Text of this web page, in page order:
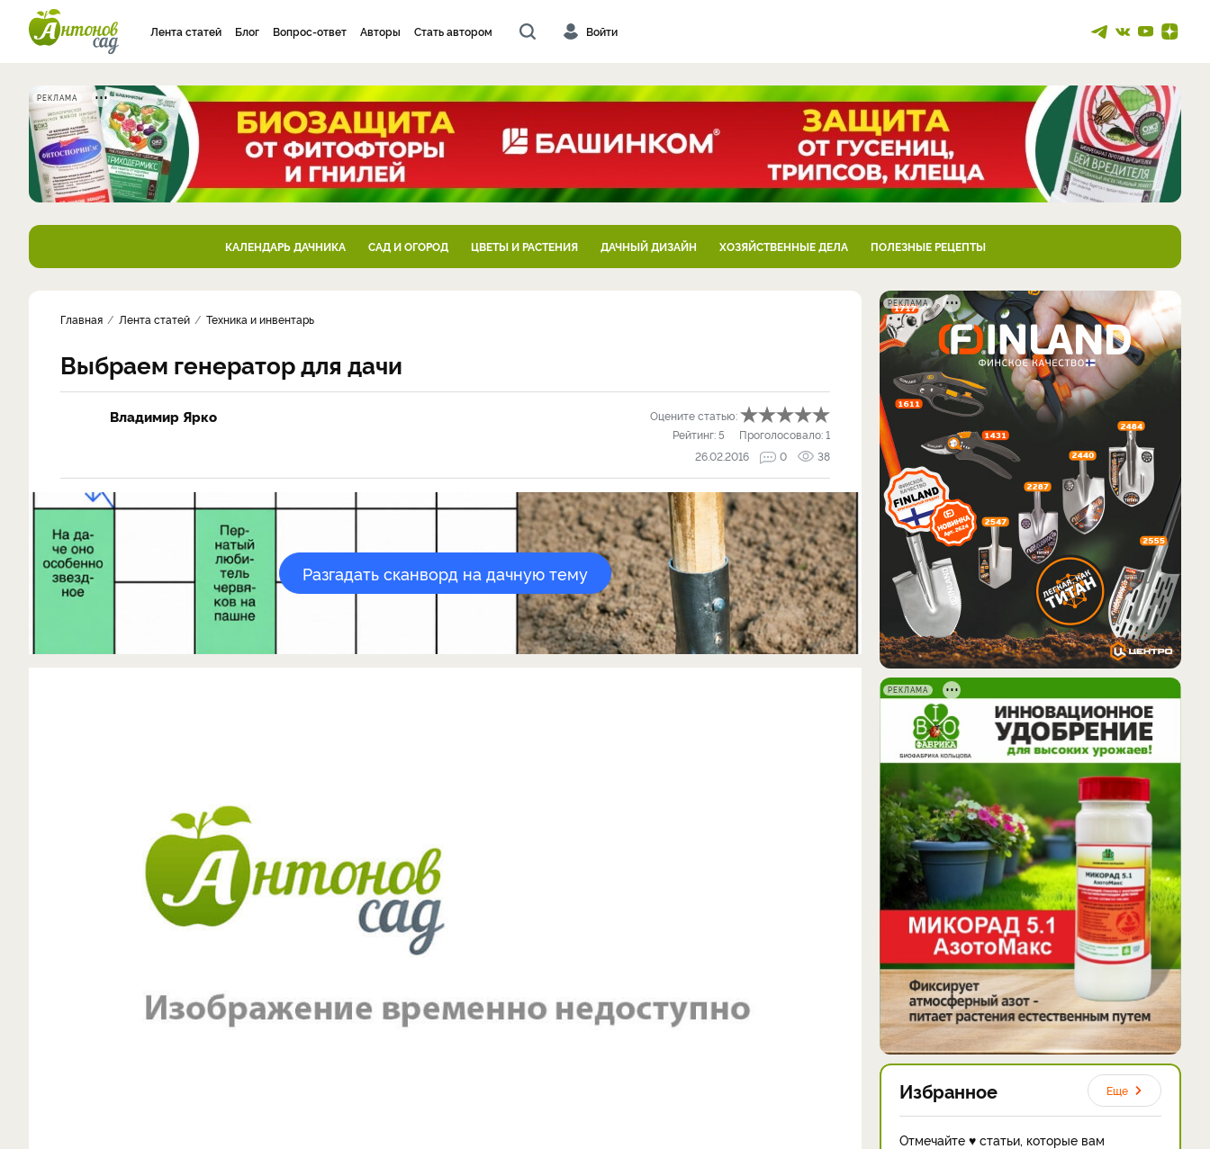
Лента статей Блог Вопрос-ответ Авторы Стать автором Войти
РЕКЛАМА
КАЛЕНДАРЬ ДАЧНИКА САД И ОГОРОД ЦВЕТЫ И РАСТЕНИЯ ДАЧНЫЙ ДИЗАЙН ХОЗЯЙСТВЕННЫЕ ДЕЛА ПОЛЕЗНЫЕ РЕЦЕПТЫ
Главная Лента статей Техника и инвентарь
Выбраем генератор для дачи
Владимир Ярко
Оцените статью:
Рейтинг:5 Проголосовало:1
26.02.2016
0 38
Разгадать сканворд на дачную тему
РЕКЛАМА
РЕКЛАМА
Избранное Еще
Отмечайте ♥ статьи, которые вам